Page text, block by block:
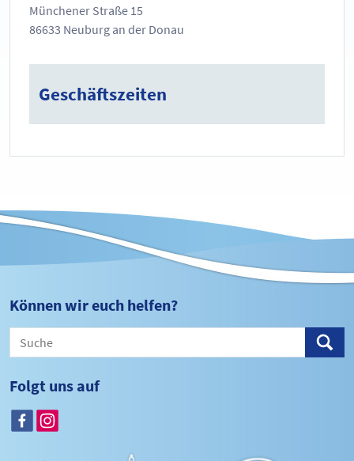
Münchener Straße 15
86633 Neuburg an der Donau
Geschäftszeiten
Können wir euch helfen?
Folgt uns auf